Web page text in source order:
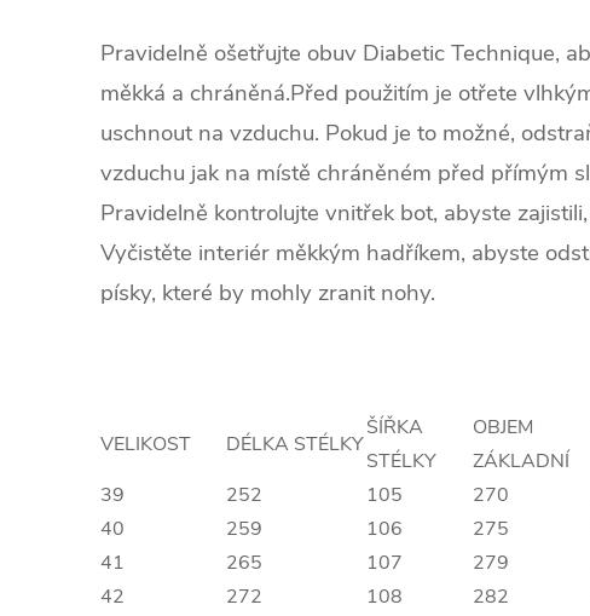
Pravidelně ošetřujte obuv Diabetic Technique,
měkká a chráněná.Před použitím je otřete
uschnout na vzduchu. Pokud je to možné,
vzduchu jak na místě chráněném před přímým
Pravidelně kontrolujte vnitřek bot, abyste
Vyčistěte interiér měkkým hadříkem, abyste
písky, které by mohly zranit nohy.
VELIKOST DÉLKA STÉLKY
ŠÍŘKA
STÉLKY
OBJEM
ZÁKLADNÍ
39
252 105 270
40
259 106 275
41
265 107 279
42
272 108 282